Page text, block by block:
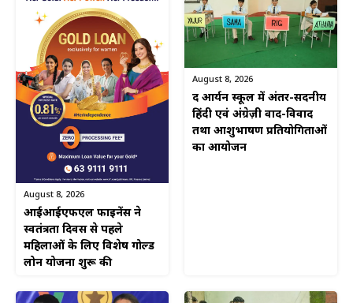
August 8, 2026
आईआईएफएल फाइनेंस ने
स्वतंत्रता दिवस से पहले
महिलाओं के लिए विशेष गोल्ड
लोन योजना शुरू की
August 8, 2026
द आर्यन स्कूल में अंतर-सदनीय
हिंदी एवं अंग्रेज़ी वाद-विवाद
तथा आशुभाषण प्रतियोगिताओं
का आयोजन